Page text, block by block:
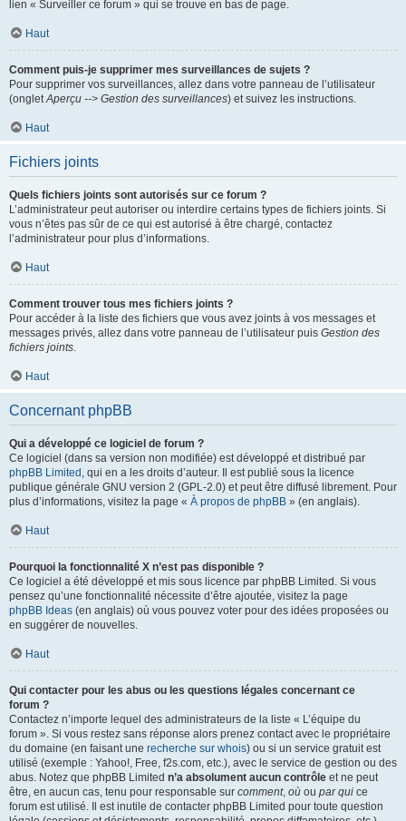
lien « Surveiller ce forum » qui se trouve en bas de page.
Haut
Comment puis-je supprimer mes surveillances de sujets ?
Pour supprimer vos surveillances, allez dans votre panneau de l’utilisateur
(ongletAperçu --> Gestion des surveillances) et suivez les instructions.
Haut
Fichiers joints
Quels fichiers joints sont autorisés sur ce forum ?
L’administrateur peut autoriser ou interdire certains types de fichiers joints. Si
vous n’êtes pas sûr de ce qui est autorisé à être chargé, contactez
l’administrateur pour plus d’informations.
Haut
Comment trouver tous mes fichiers joints ?
Pour accéder à la liste des fichiers que vous avez joints à vos messages et
messages privés, allez dans votre panneau de l’utilisateur puis Gestion des
fichiers joints.
Haut
Concernant phpBB
Qui a développé ce logiciel de forum ?
Ce logiciel (dans sa version non modifiée) est développé et distribué par
phpBB Limited , qui en a les droits d’auteur. Il est publié sous la licence
publique générale GNU version 2 (GPL-2.0) et peut être diffusé librement. Pour
plus d’informations, visitez la page « À propos de phpBB » (en anglais).
Haut
Pourquoi la fonctionnalité X n’est pas disponible ?
Ce logiciel a été développé et mis sous licence par phpBB Limited. Si vous
pensez qu’une fonctionnalité nécessite d’être ajoutée, visitez la page
phpBB Ideas (en anglais) où vous pouvez voter pour des idées proposées ou
en suggérer de nouvelles.
Haut
Qui contacter pour les abus ou les questions légales concernant ce
forum ?
Contactez n’importe lequel des administrateurs de la liste « L’équipe du
forum ». Si vous restez sans réponse alors prenez contact avec le propriétaire
du domaine (en faisant une recherche sur whois) ou si un service gratuit est
utilisé (exemple : Yahoo!, Free, f2s.com, etc.), avec le service de gestion ou des
abus. Notez que phpBB Limited n’a absolument aucun contrôle et ne peut
être, en aucun cas, tenu pour responsable sur comment, où ou par qui ce
forum est utilisé. Il est inutile de contacter phpBB Limited pour toute question